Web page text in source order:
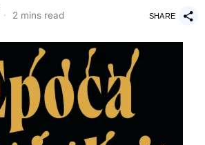
2 mins read SHARE